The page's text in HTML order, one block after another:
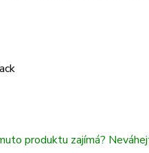
produktu zajímá?